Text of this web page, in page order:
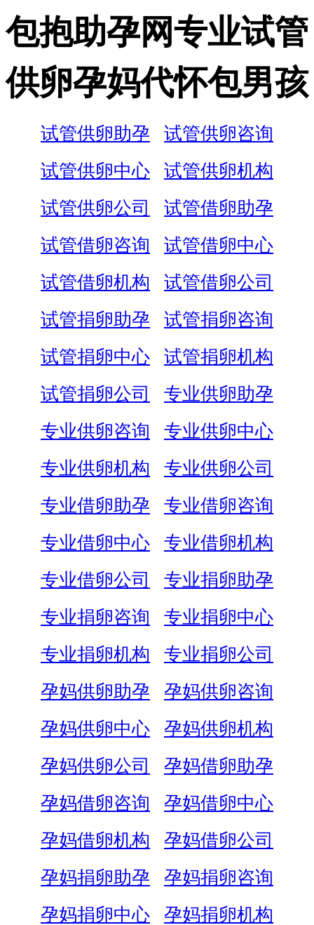
包抱助孕网专业试管
供卵孕妈代怀包男孩
试管供卵助孕
试管供卵咨询
试管供卵中心
试管供卵机构
试管供卵公司
试管借卵助孕
试管借卵咨询
试管借卵中心
试管借卵机构
试管借卵公司
试管捐卵助孕
试管捐卵咨询
试管捐卵中心
试管捐卵机构
试管捐卵公司
专业供卵助孕
专业供卵咨询
专业供卵中心
专业供卵机构
专业供卵公司
专业借卵助孕
专业借卵咨询
专业借卵中心
专业借卵机构
专业借卵公司
专业捐卵助孕
专业捐卵咨询
专业捐卵中心
专业捐卵机构
专业捐卵公司
孕妈供卵助孕
孕妈供卵咨询
孕妈供卵中心
孕妈供卵机构
孕妈供卵公司
孕妈借卵助孕
孕妈借卵咨询
孕妈借卵中心
孕妈借卵机构
孕妈借卵公司
孕妈捐卵助孕
孕妈捐卵咨询
孕妈捐卵中心
孕妈捐卵机构